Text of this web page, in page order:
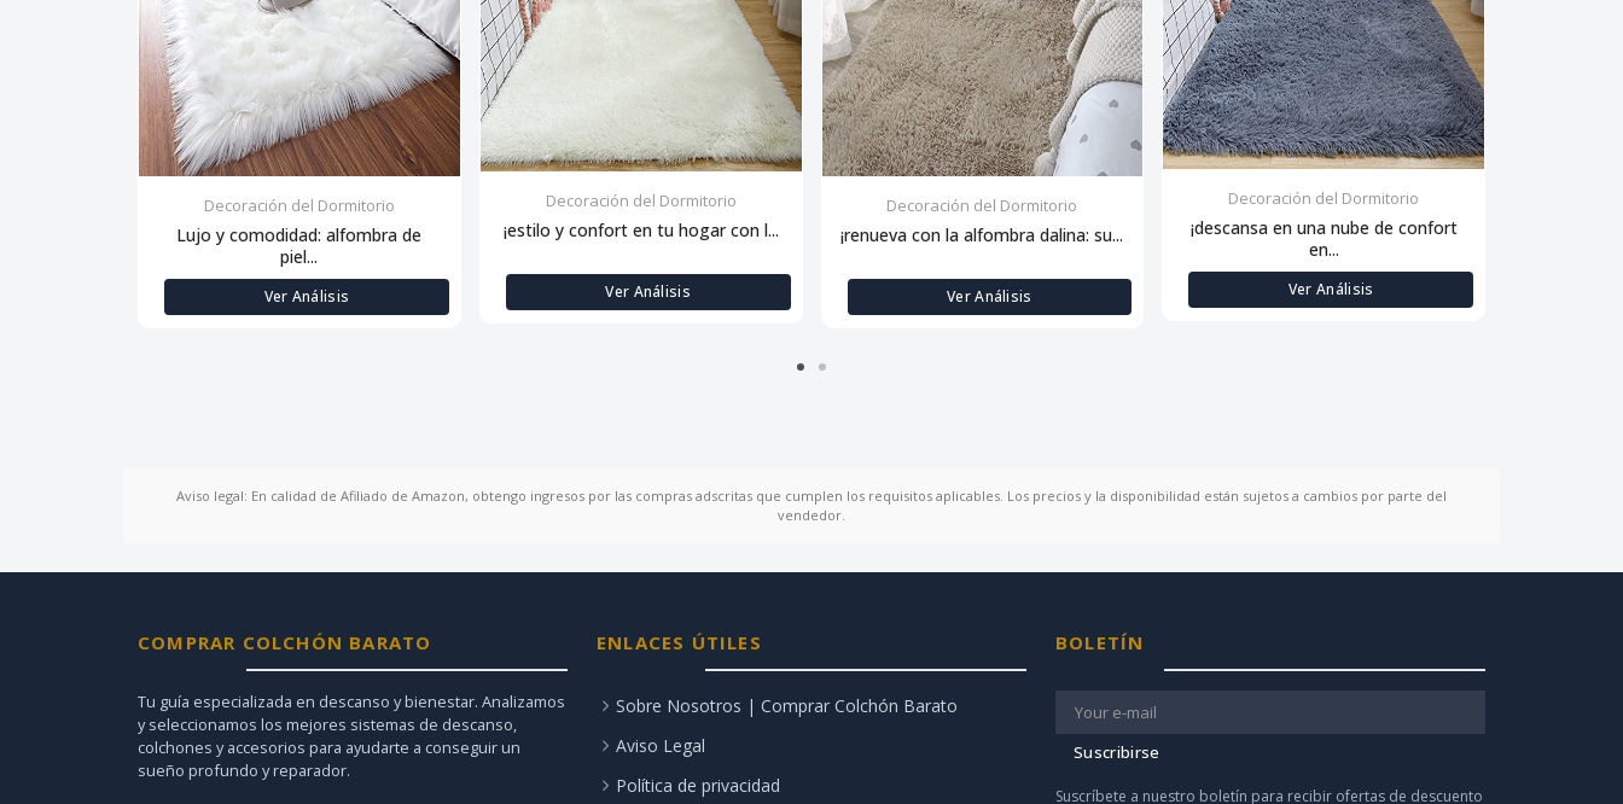
Decoración del Dormitorio
Lujo y comodidad: alfombra de
piel...
Ver Análisis
Decoración del Dormitorio
¡estilo y confort en tu hogar con l...
Ver Análisis
Decoración del Dormitorio
¡renueva con la alfombra dalina: su...
Ver Análisis
Decoración del Dormitorio
¡descansa en una nube de confort
en...
Ver Análisis
Aviso legal: En calidad de Afiliado de Amazon, obtengo ingresos por las compras adscritas que cumplen los requisitos aplicables. Los precios y la disponibilidad están sujetos a cambios por parte del
vendedor.
COMPRAR COLCHÓN BARATO
Tu guía especializada en descanso y bienestar. Analizamos
y seleccionamos los mejores sistemas de descanso,
colchones y accesorios para ayudarte a conseguir un
sueño profundo y reparador.
ENLACES ÚTILES
Sobre Nosotros | Comprar Colchón Barato
Aviso Legal
Política de privacidad
BOLETÍN
Suscribirse
Suscríbete a nuestro boletín para recibir ofertas de descuento